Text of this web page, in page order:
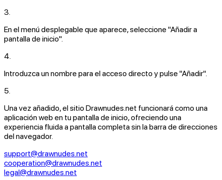
3.
En el menú desplegable que aparece, seleccione "Añadir a
pantalla de inicio".
4.
Introduzca un nombre para el acceso directo y pulse "Añadir".
5.
Una vez añadido, el sitio Drawnudes.net funcionará como una
aplicación web en tu pantalla de inicio, ofreciendo una
experiencia fluida a pantalla completa sin la barra de direcciones
del navegador.
support@drawnudes.net
cooperation@drawnudes.net
legal@drawnudes.net